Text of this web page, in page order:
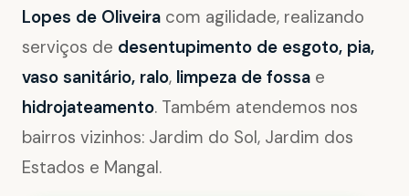
Lopes de Oliveira com agilidade, realizando
serviços de desentupimento de esgoto, pia,
vaso sanitário, ralo, limpeza de fossa e
hidrojateamento. Também atendemos nos
bairros vizinhos: Jardim do Sol, Jardim dos
Estados e Mangal.